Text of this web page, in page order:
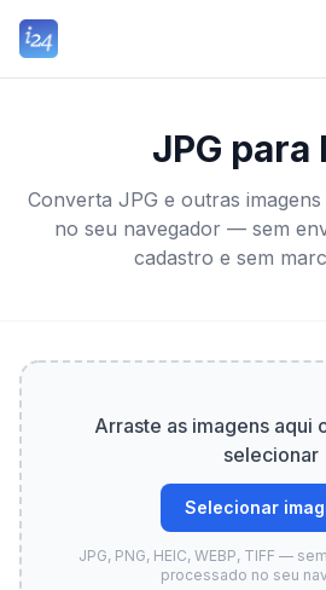
JPG para
Converta JPG e outras
no seu navegador — sem
cadastro e sem
Arraste as imagens aqui
selecionar
Selecionar
JPG, PNG, HEIC, WEBP, TIFF —
processado no seu